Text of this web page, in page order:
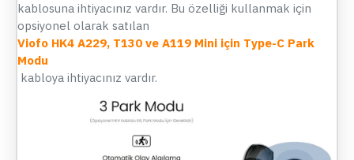
kablosuna ihtiyacınız vardır. Bu özelliği kullanmak için
opsiyonel olarak satılan
Viofo HK4 A229, T130 ve A119 Mini için Type-C Park
Modu
kabloya ihtiyacınız vardır.